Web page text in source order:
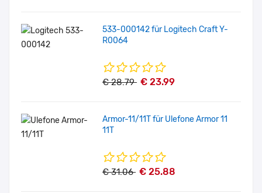
533-000142 für Logitech Craft Y-
R0064
€ 28.79 € 23.99
Armor-11/11T für Ulefone Armor 11
11T
€ 31.06 € 25.88